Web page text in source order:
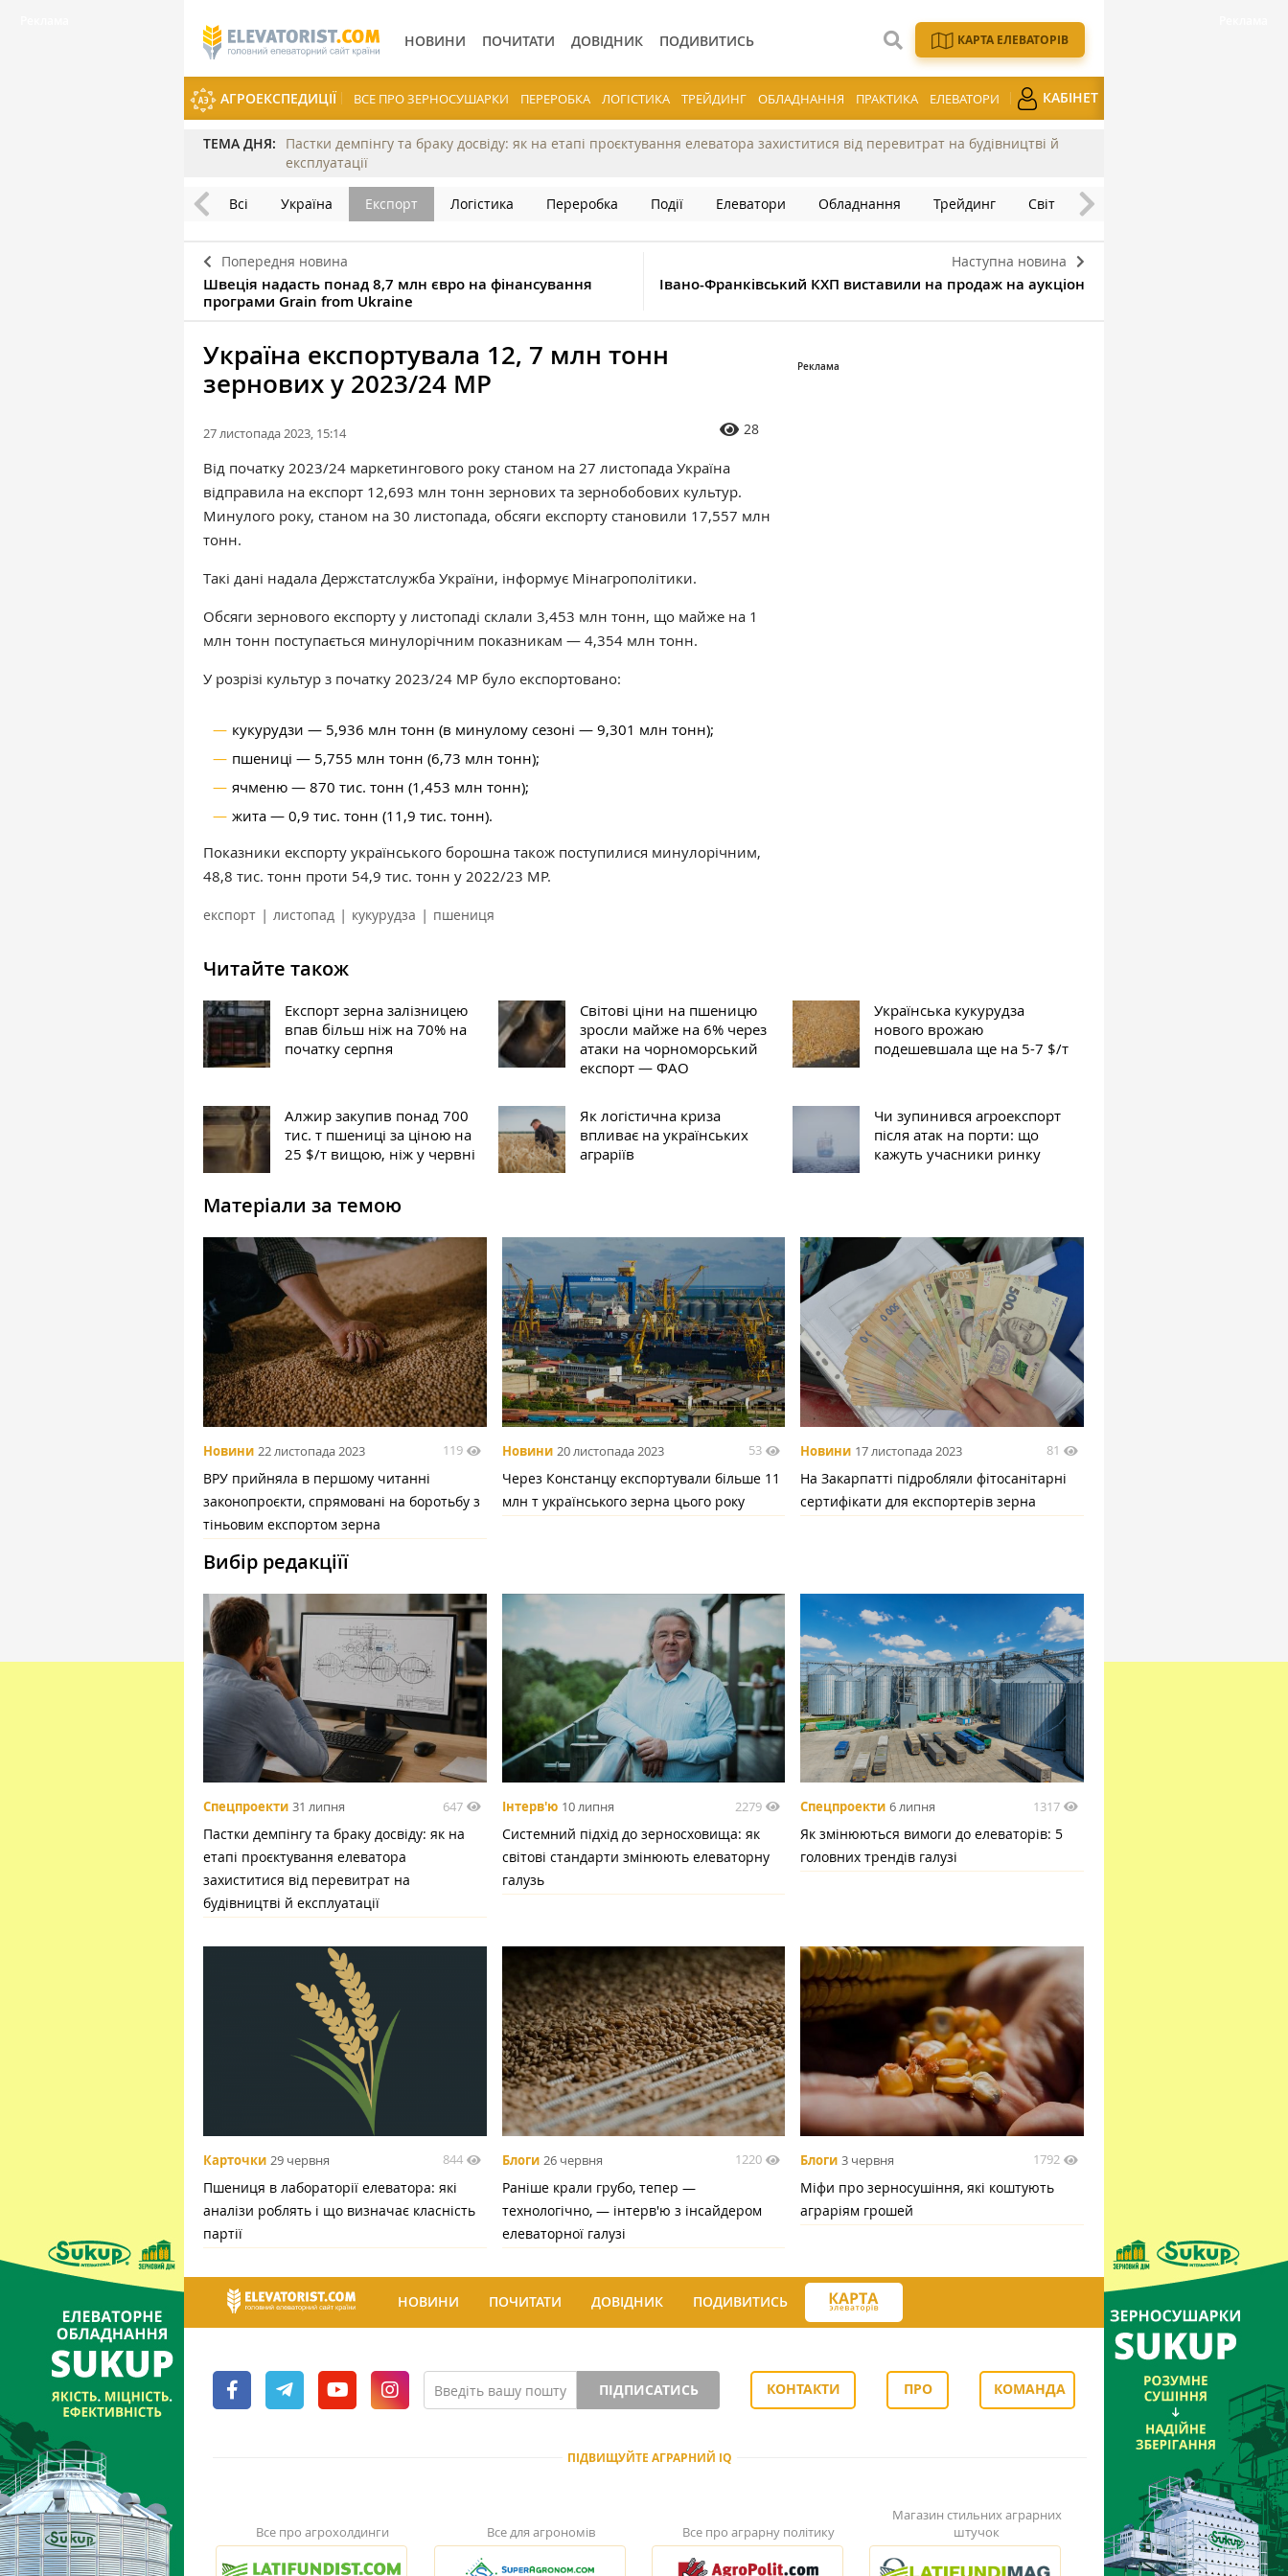
НОВИНИ ПОЧИТАТИ ДОВІДНИК ПОДИВИТИСЬ КАРТА ЕЛЕВАТОРІВ
АГРОЕКСПЕДИЦІЇ ВСЕ ПРО ЗЕРНОСУШАРКИ ПЕРЕРОБКА ЛОГІСТИКА ТРЕЙДИНГ ОБЛАДНАННЯ ПРАКТИКА ЕЛЕВАТОРИ КАБІНЕТ
ТЕМА ДНЯ:
Пастки демпінгу та браку досвіду: як на етапі проєктування елеватора захиститися від перевитрат на будівництві й
експлуатації
Всі Україна Експорт Логістика Переробка Події Елеватори Обладнання Трейдинг Світ
Попередня новина
Швеція надасть понад 8,7 млн євро на фінансування
програми Grain from Ukraine
Наступна новина
Івано-Франківський КХП виставили на продаж на аукціон
Україна експортувала 12, 7 млн тонн
зернових у 2023/24 МР
27 листопада 2023, 15:14 28
Від початку 2023/24 маркетингового року станом на 27 листопада Україна
відправила на експорт 12,693 млн тонн зернових та зернобобових культур.
Минулого року, станом на 30 листопада, обсяги експорту становили 17,557 млн
тонн.
Такі дані надала Держстатслужба України, інформує Мінагрополітики.
Обсяги зернового експорту у листопаді склали 3,453 млн тонн, що майже на 1
млн тонн поступається минулорічним показникам — 4,354 млн тонн.
У розрізі культур з початку 2023/24 МР було експортовано:
кукурудзи — 5,936 млн тонн (в минулому сезоні — 9,301 млн тонн);
пшениці — 5,755 млн тонн (6,73 млн тонн);
ячменю — 870 тис. тонн (1,453 млн тонн);
жита — 0,9 тис. тонн (11,9 тис. тонн).
Показники експорту українського борошна також поступилися минулорічним,
48,8 тис. тонн проти 54,9 тис. тонн у 2022/23 МР.
експорт | листопад | кукурудза | пшениця
Читайте також
Експорт зерна залізницею
впав більш ніж на 70% на
початку серпня
Світові ціни на пшеницю
зросли майже на 6% через
атаки на чорноморський
експорт — ФАО
Українська кукурудза
нового врожаю
подешевшала ще на 5-7 $/т
Алжир закупив понад 700
тис. т пшениці за ціною на
25 $/т вищою, ніж у червні
Як логістична криза
впливає на українських
аграріїв
Чи зупинився агроекспорт
після атак на порти: що
кажуть учасники ринку
Матеріали за темою
Новини 22 листопада 2023 119
ВРУ прийняла в першому читанні
законопроєкти, спрямовані на боротьбу з
тіньовим експортом зерна
Новини 20 листопада 2023 53
Через Констанцу експортували більше 11
млн т українського зерна цього року
Новини 17 листопада 2023 81
На Закарпатті підробляли фітосанітарні
сертифікати для експортерів зерна
Вибір редакціїї
Спецпроекти 31 липня 647
Пастки демпінгу та браку досвіду: як на
етапі проєктування елеватора
захиститися від перевитрат на
будівництві й експлуатації
Інтерв'ю 10 липня 2279
Системний підхід до зерносховища: як
світові стандарти змінюють елеваторну
галузь
Спецпроекти 6 липня 1317
Як змінюються вимоги до елеваторів: 5
головних трендів галузі
Карточки 29 червня 844
Пшениця в лабораторії елеватора: які
аналізи роблять і що визначає класність
партії
Блоги 26 червня 1220
Раніше крали грубо, тепер —
технологічно, — інтерв'ю з інсайдером
елеваторної галузі
Блоги 3 червня 1792
Міфи про зерносушіння, які коштують
аграріям грошей
НОВИНИ ПОЧИТАТИ ДОВІДНИК ПОДИВИТИСЬ
ПІДПИСАТИСЬ КОНТАКТИ
ПРО
КОМАНДА
ПІДВИЩУЙТЕ АГРАРНИЙ IQ
Все про агрохолдинги Все для агрономів Все про аграрну політику
Магазин стильних аграрних
штучок